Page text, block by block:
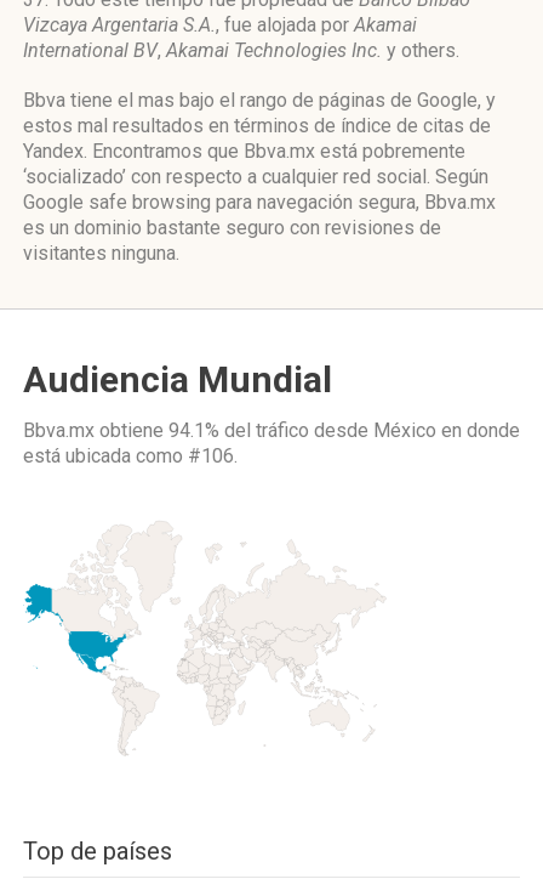
Vizcaya Argentaria S.A., fue alojada porAkamai
International BV,Akamai Technologies Inc. y others.
Bbva tiene el mas bajo el rango de páginas de Google, y
estos mal resultados en términos de índice de citas de
Yandex. Encontramos que Bbva.mx está pobremente
‘socializado’ con respecto a cualquier red social. Según
Google safe browsing para navegación segura, Bbva.mx
es un dominio bastante seguro con revisiones de
visitantes ninguna.
Audiencia Mundial
Bbva.mx obtiene 94.1% del tráfico desde México en donde
está ubicada como #106.
Top de países